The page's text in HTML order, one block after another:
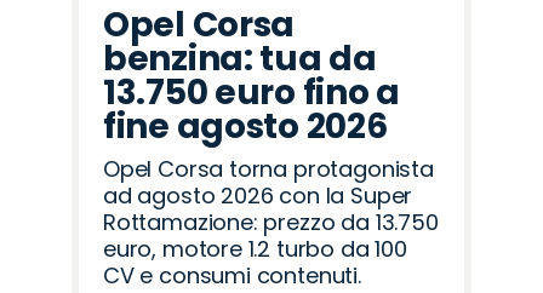
Opel Corsa
benzina: tua da
13.750 euro fino a
fine agosto 2026
Opel Corsa torna protagonista
ad agosto 2026 con la Super
Rottamazione: prezzo da 13.750
euro, motore 1.2 turbo da 100
CV e consumi contenuti.